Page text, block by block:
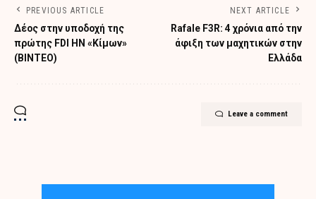
PREVIOUS ARTICLE
Δέος στην υποδοχή της
πρώτης FDI HN «Κίμων»
(ΒΙΝΤΕΟ)
NEXT ARTICLE
Rafale F3R: 4 χρόνια από την
άφιξη των μαχητικών στην
Ελλάδα
Leave a comment